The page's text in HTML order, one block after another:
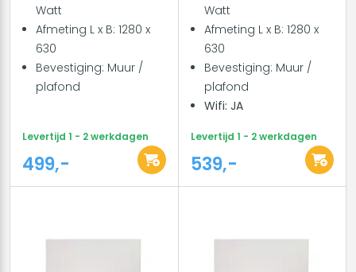
Watt
Afmeting L x B: 1280 x
630
Bevestiging: Muur /
plafond
Levertijd 1 - 2 werkdagen
499,-
Watt
Afmeting L x B: 1280 x
630
Bevestiging: Muur /
plafond
Wifi: JA
Levertijd 1 - 2 werkdagen
539,-